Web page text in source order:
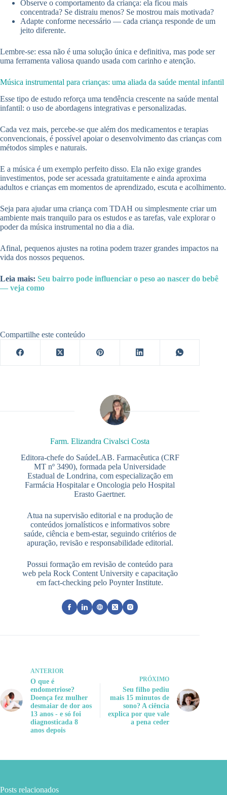
Observe o comportamento da criança: ela ficou mais
concentrada? Se distraiu menos? Se mostrou mais motivada?
Adapte conforme necessário — cada criança responde de um
jeito diferente.
Lembre-se: essa não é uma solução única e definitiva, mas pode ser
uma ferramenta valiosa quando usada com carinho e atenção.
Música instrumental para crianças: uma aliada da saúde mental infantil
Esse tipo de estudo reforça uma tendência crescente na saúde mental
infantil: o uso de abordagens integrativas e personalizadas.
Cada vez mais, percebe-se que além dos medicamentos e terapias
convencionais, é possível apoiar o desenvolvimento das crianças com
métodos simples e naturais.
E a música é um exemplo perfeito disso. Ela não exige grandes
investimentos, pode ser acessada gratuitamente e ainda aproxima
adultos e crianças em momentos de aprendizado, escuta e acolhimento.
Seja para ajudar uma criança com TDAH ou simplesmente criar um
ambiente mais tranquilo para os estudos e as tarefas, vale explorar o
poder da música instrumental no dia a dia.
Afinal, pequenos ajustes na rotina podem trazer grandes impactos na
vida dos nossos pequenos.
Leia mais: Seu bairro pode influenciar o peso ao nascer do bebê
— veja como
Compartilhe este conteúdo
Farm. Elizandra Civalsci Costa
Editora-chefe do SaúdeLAB. Farmacêutica (CRF
MT nº 3490), formada pela Universidade
Estadual de Londrina, com especialização em
Farmácia Hospitalar e Oncologia pelo Hospital
Erasto Gaertner.
Atua na supervisão editorial e na produção de
conteúdos jornalísticos e informativos sobre
saúde, ciência e bem-estar, seguindo critérios de
apuração, revisão e responsabilidade editorial.
Possui formação em revisão de conteúdo para
web pela Rock Content University e capacitação
em fact-checking pelo Poynter Institute.
ANTERIOR
O que é
endometriose?
Doença fez mulher
desmaiar de dor aos
13 anos - e só foi
diagnosticada 8
anos depois
PRÓXIMO
Seu filho pediu
mais 15 minutos de
sono? A ciência
explica por que vale
a pena ceder
Posts relacionados